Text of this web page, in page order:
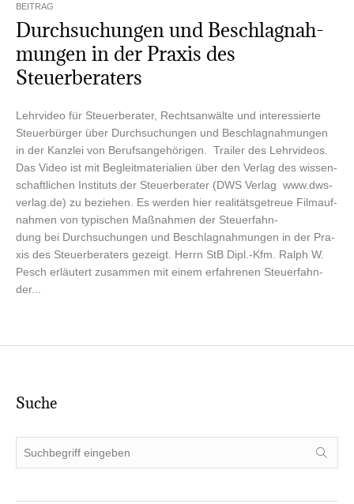
BEITRAG
Durch­su­chun­gen und Beschlag­nah­
mun­gen in der Pra­xis des
Steuerberaters
Lehr­vi­deo für Steu­er­be­ra­ter, Rechts­an­wäl­te und inter­es­sier­te
Steu­er­bür­ger über Durch­su­chun­gen und Beschlag­nah­mun­gen
in der Kanz­lei von Berufsangehörigen. Trai­ler des Lehr­vi­de­os.
Das Video ist mit Begleit­ma­te­ria­li­en über den Ver­lag des wis­sen­
schaft­li­chen Insti­tuts der Steu­er­be­ra­ter (DWS Ver­lag www.dws-
verlag.de) zu bezie­hen. Es wer­den hier rea­li­täts­ge­treue Film­auf­
nah­men von typi­schen Maß­nah­men der Steu­er­fahn­
dung bei Durch­su­chun­gen und Beschlag­nah­mun­gen in der Pra­
xis des Steu­er­be­ra­ters gezeigt. Herrn StB Dipl.-Kfm. Ralph W.
Pesch erläu­tert zusam­men mit einem erfah­re­nen Steu­er­fahn­
der...
Suche